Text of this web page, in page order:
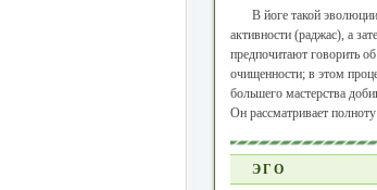
В йоге такой
активности (раджас), а
предпочитают говорить
очищенности; в этом
большего мастерства
Он рассматривает
ЭГО